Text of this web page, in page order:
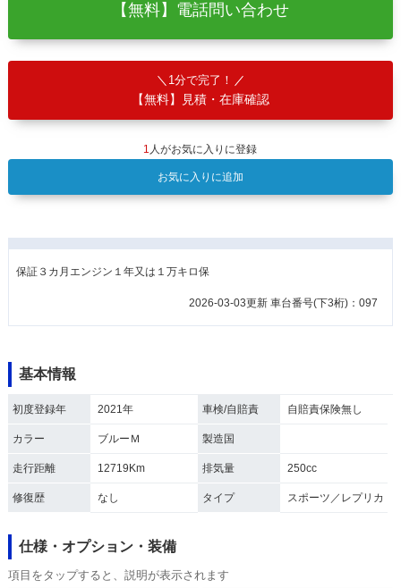
【無料】電話問い合わせ
1分で完了！
【無料】見積・在庫確認
1 人がお気に入りに登録
お気に入りに追加
保証３カ月エンジン１年又は１万キロ保
2026-03-03更新 車台番号(下3桁)：097
基本情報
初度登録年 2021年 車検/自賠責 自賠責保険無し
カラー ブルーＭ 製造国
走行距離 12719Km 排気量 250cc
修復歴 なし タイプ スポーツ／レプリカ
仕様・オプション・装備
項目をタップすると、説明が表示されます